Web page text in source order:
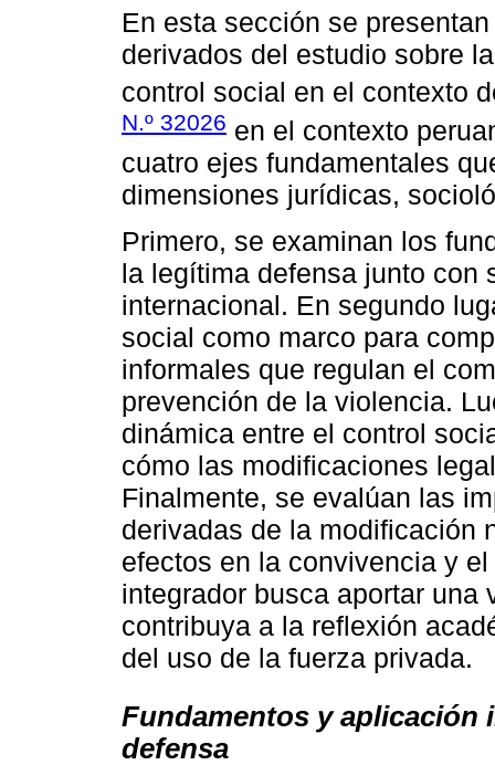
En esta sección se
derivados del estudio sobre
control social en el contexto
N.º 32026 en el contexto
cuatro ejes fundamentales
dimensiones jurídicas,
Primero, se examinan los
la legítima defensa junto con
internacional. En segundo
social como marco para
informales que regulan el
prevención de la violencia.
dinámica entre el control
cómo las modificaciones
Finalmente, se evalúan las
derivadas de la modificación
efectos en la convivencia y
integrador busca aportar
contribuya a la reflexión
del uso de la fuerza privada.
Fundamentos y aplicación
defensa